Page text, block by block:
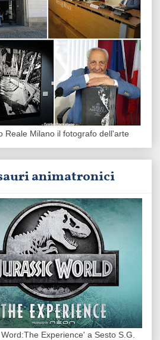
Reale Milano il fotografo dell'arte
animatronici
Experience' a Sesto S.G.